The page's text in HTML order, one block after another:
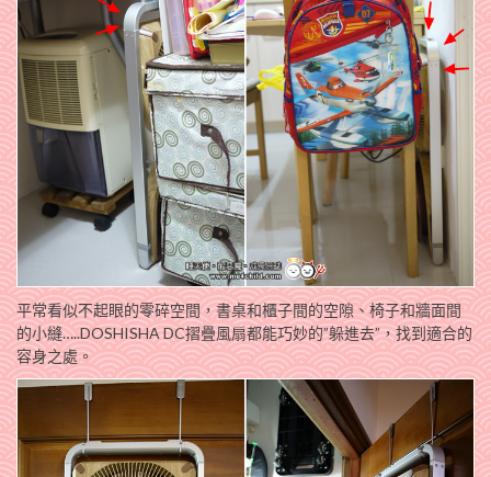
平常看似不起眼的零碎空間，書桌和櫃子間的空隙、椅子和牆面間
的小縫…..DOSHISHA DC摺疊風扇都能巧妙的”躲進去”，找到適合的
容身之處。